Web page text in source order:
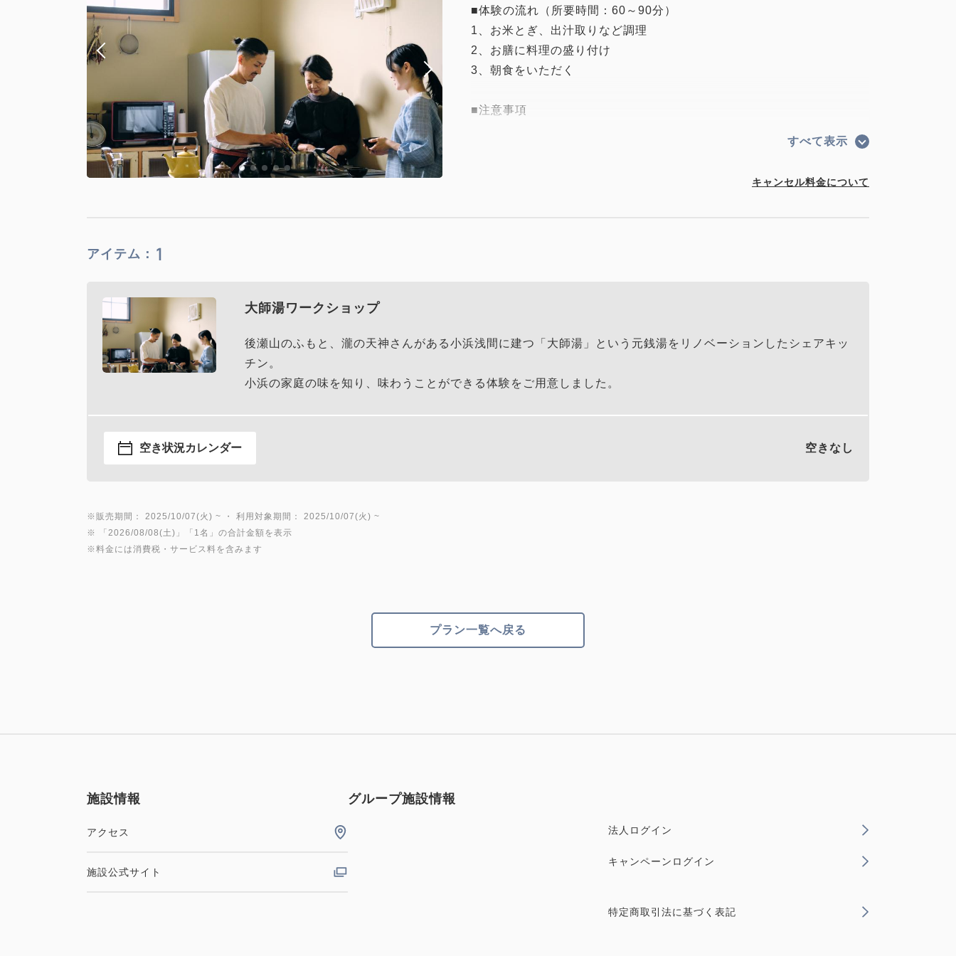
■体験の流れ（所要時間：60～90分）
1、お米とぎ、出汁取りなど調理
2、お膳に料理の盛り付け
3、朝食をいただく
■注意事項
・アクティビティへのご参加は、原則チェックイン後になります。チェ
すべて表示
キャンセル料金について
アイテム： 1
大師湯ワークショップ
後瀬山のふもと、瀧の天神さんがある小浜浅間に建つ「大師湯」という元銭湯をリノベーションしたシェアキッ
チン。
小浜の家庭の味を知り、味わうことができる体験をご用意しました。
空き状況カレンダー 空きなし
※販売期間： 2025/10/07(火) ~ ・ 利用対象期間： 2025/10/07(火) ~
※ 「2026/08/08(土)」「1名」の合計金額を表示
※料金には消費税・サービス料を含みます
プラン一覧へ戻る
施設情報
アクセス
施設公式サイト
グループ施設情報
法人ログイン
キャンペーンログイン
特定商取引法に基づく表記